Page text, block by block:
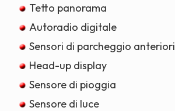
Tetto panorama
Autoradio digitale
Sensori di parcheggio anteriori
Head-up display
Sensore di pioggia
Sensore di luce